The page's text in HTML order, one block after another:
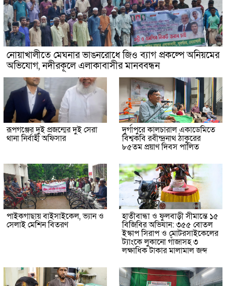
নোয়াখালীতে মেঘনার ভাঙনরোধে জিও ব্যাগ প্রকল্পে অনিয়মের
অভিযোগ, নদীরকূলে এলাকাবাসীর মানববন্ধন
রূপগঞ্জের দুই প্রজন্মের দুই সেরা
থানা নির্বাহী অফিসার
দুর্গাপুরে কালচারাল একাডেমিতে
বিশ্বকবি রবীন্দ্রনাথ ঠাকুরের
৮৫তম প্রয়াণ দিবস পালিত
পাইকগাছায় বাইসাইকেল, ভ্যান ও
সেলাই মেশিন বিতরণ
হাতীবান্ধা ও ফুলবাড়ী সীমান্তে ১৫
বিজিবির অভিযান: ৩৫৫ বোতল
ইস্কাপ সিরাপ ও মোটরসাইকেলের
ট্যাংকে লুকানো গাঁজাসহ ৩
লক্ষাধিক টাকার মালামাল জব্দ